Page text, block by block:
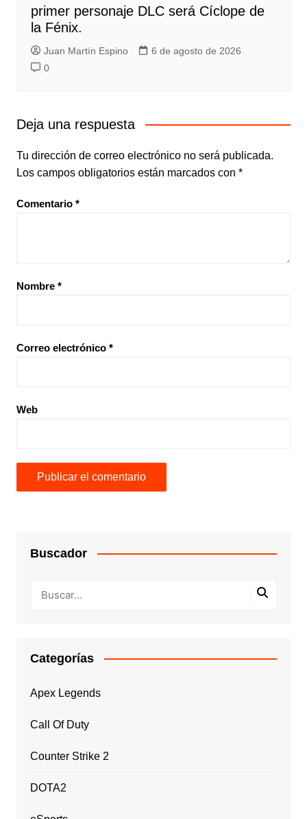
primer personaje DLC será Cíclope de
la Fénix.
Juan Martín Espino
6 de agosto de 2026
0
Deja una respuesta
Tu dirección de correo electrónico no será publicada.
Los campos obligatorios están marcados con *
Comentario *
Nombre *
Correo electrónico *
Web
Buscador
Categorías
Apex Legends
Call Of Duty
Counter Strike 2
DOTA2